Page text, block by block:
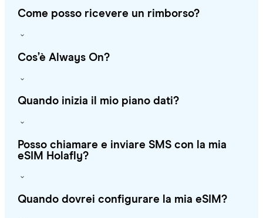
Come posso ricevere un rimborso?
Cos’è Always On?
Quando inizia il mio piano dati?
Posso chiamare e inviare SMS con la mia
eSIM Holafly?
Quando dovrei configurare la mia eSIM?